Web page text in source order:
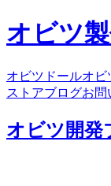
オビツ
オビツドールオビ
ストアブログお問
オビツ開発